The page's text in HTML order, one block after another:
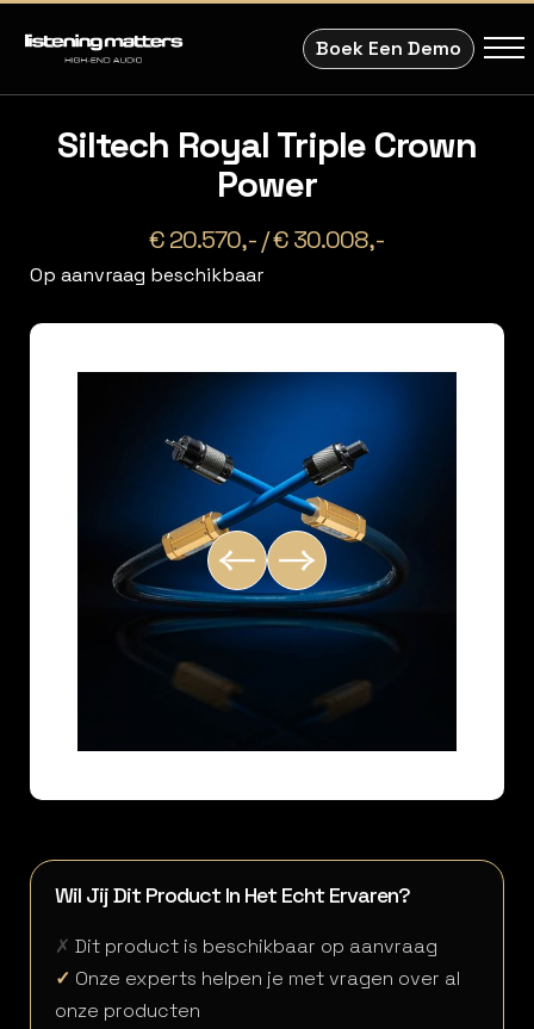
Boek Een Demo
Siltech Royal Triple Crown
Power
€ 20.570,- / € 30.008,-
Op aanvraag beschikbaar
Wil Jij Dit Product In Het Echt Ervaren?
✗ Dit product is beschikbaar op aanvraag
✓ Onze experts helpen je met vragen over al
onze producten